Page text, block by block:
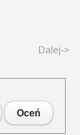
Dalej->
Oceń